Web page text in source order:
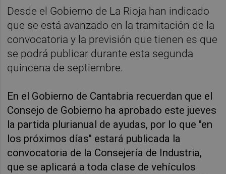
Desde el Gobierno de La Rioja han indicado
que se está avanzado en la tramitación de la
convocatoria y la previsión que tienen es que
se podrá publicar durante esta segunda
quincena de septiembre.
En el Gobierno de Cantabria recuerdan que el
Consejo de Gobierno ha aprobado este jueves
la partida plurianual de ayudas, por lo que "en
los próximos días" estará publicada la
convocatoria de la Consejería de Industria,
que se aplicará a toda clase de vehículos